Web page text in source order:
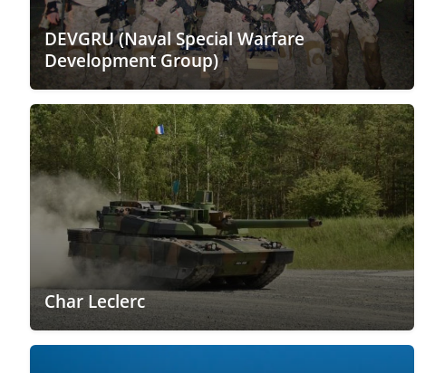
DEVGRU (Naval Special Warfare
Development Group)
Char Leclerc